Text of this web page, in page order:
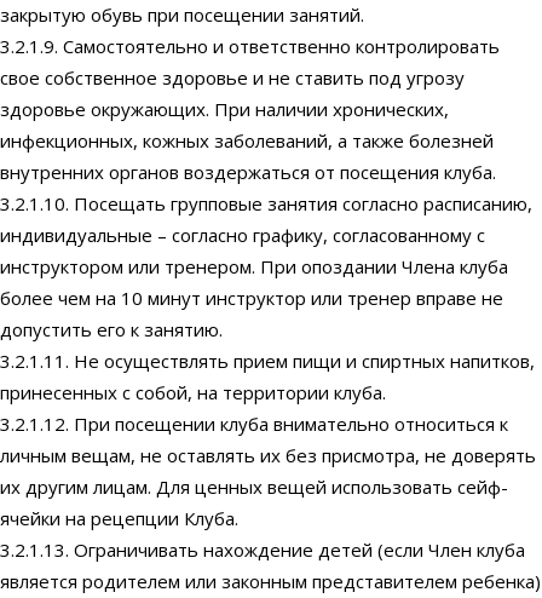
закрытую обувь при посещении занятий.
3.2.1.9. Самостоятельно и ответственно контролировать
свое собственное здоровье и не ставить под угрозу
здоровье окружающих. При наличии хронических,
инфекционных, кожных заболеваний, а также болезней
внутренних органов воздержаться от посещения клуба.
3.2.1.10. Посещать групповые занятия согласно расписанию,
индивидуальные – согласно графику, согласованному с
инструктором или тренером. При опоздании Члена клуба
более чем на 10 минут инструктор или тренер вправе не
допустить его к занятию.
3.2.1.11. Не осуществлять прием пищи и спиртных напитков,
принесенных с собой, на территории клуба.
3.2.1.12. При посещении клуба внимательно относиться к
личным вещам, не оставлять их без присмотра, не доверять
их другим лицам. Для ценных вещей использовать сейф-
ячейки на рецепции Клуба.
3.2.1.13. Ограничивать нахождение детей (если Член клуба
является родителем или законным представителем ребенка)